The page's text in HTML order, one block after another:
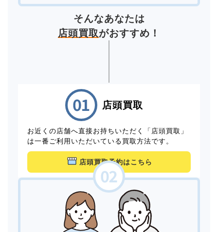
そんなあなたは
店頭買取がおすすめ！
店頭買取
お近くの店舗へ直接お持ちいただく「店頭買取」
は一番ご利用いただいている買取方法です。
店頭買取予約はこちら